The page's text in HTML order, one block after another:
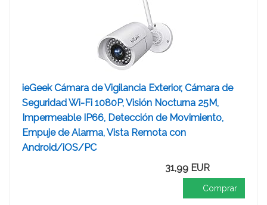
ieGeek Cámara de Vigilancia Exterior, Cámara de
Seguridad Wi-Fi 1080P, Visión Nocturna 25M,
Impermeable IP66, Detección de Movimiento,
Empuje de Alarma, Vista Remota con
Android/iOS/PC
31,99 EUR
Comprar